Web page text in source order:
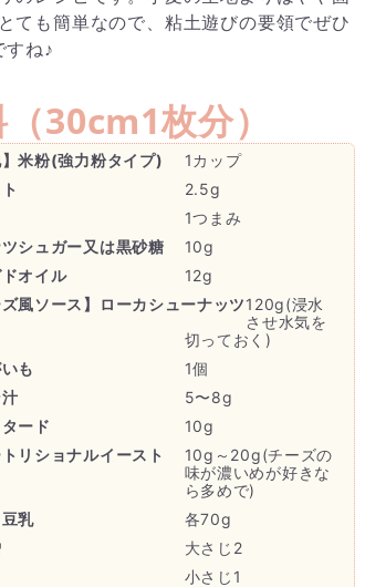
ても簡単なので、粘土遊びの要領でぜひ
すね♪
30cm1枚分）
】米粉(強力粉タイプ)
1カップ
2.5g
1つまみ
シュガー又は黒砂糖
10g
オイル
12g
ズ風ソース】ローカシューナッツ120g(浸水
させ水気を
切っておく)
も
1個
5〜8g
ード
10g
リショナルイースト
10g～20g(チーズの
味が濃いめが好きな
ら多めで)
乳
各70g
大さじ2
小さじ1